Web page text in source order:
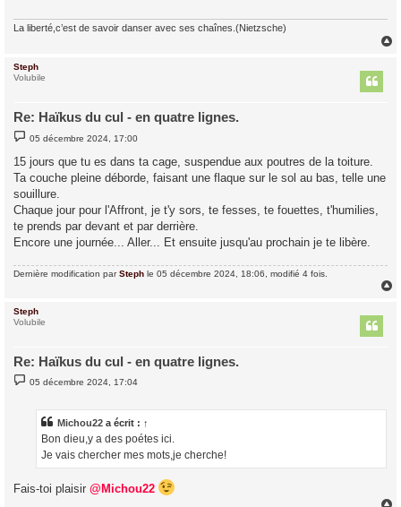
La liberté,c’est de savoir danser avec ses chaînes.(Nietzsche)
Steph
Volubile
Re: Haïkus du cul - en quatre lignes.
M
e
s
s
a
e
05 décembre 2024, 17:00
15 jours que tu es dans ta cage, suspendue aux poutres de la toiture.
Ta couche pleine déborde, faisant une flaque sur le sol au bas, telle une
souillure.
Chaque jour pour l'Affront, je t'y sors, te fesses, te fouettes, t'humilies,
te prends par devant et par derrière.
Encore une journée... Aller... Et ensuite jusqu'au prochain je te libère.
Dernière modification parSteph le 05 décembre 2024, 18:06, modifié 4 fois.
Steph
Volubile
Re: Haïkus du cul - en quatre lignes.
M
e
05 décembre 2024, 17:04
Michou22 a écrit : ↑
Bon dieu,y a des poétes ici.
Je vais chercher mes mots,je cherche!
Fais-toi plaisir @Michou22